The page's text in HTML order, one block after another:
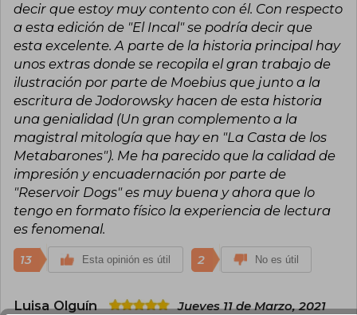
decir que estoy muy contento con él. Con respecto
a esta edición de "El Incal" se podría decir que
esta excelente. A parte de la historia principal hay
unos extras donde se recopila el gran trabajo de
ilustración por parte de Moebius que junto a la
escritura de Jodorowsky hacen de esta historia
una genialidad (Un gran complemento a la
magistral mitología que hay en "La Casta de los
Metabarones"). Me ha parecido que la calidad de
impresión y encuadernación por parte de
"Reservoir Dogs" es muy buena y ahora que lo
tengo en formato físico la experiencia de lectura
es fenomenal.
13 Esta opinión es útil 2 No es útil
Luisa Olguín
Jueves 11 de Marzo, 2021